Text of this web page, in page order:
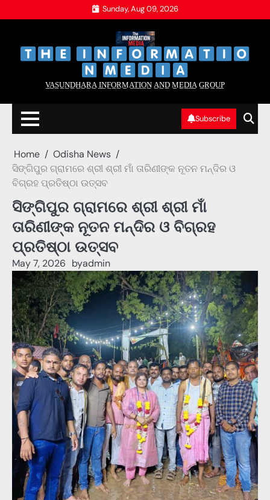
to
Sunday, Aug 09, 2026
V̲A̲S̲U̲N̲D̲H̲A̲R̲A̲ I̲N̲F̲O̲R̲M̲A̲T̲I̲O̲N̲ A̲N̲D̲ M̲E̲D̲I̲A̲ G̲R̲O̲U̲P̲
Subscribe
Home
Odisha News
ସିଙ୍ଗିପୁର ଗ୍ରାମରେ ଶ୍ରୀ ଶ୍ରୀ ମାଁ ତାରିଣୀଙ୍କ ନୂତନ ମନ୍ଦିର ଓ
ବିଗ୍ରହ ପ୍ରତିଷ୍ଠା ଉତ୍ସବ
ସିଙ୍ଗିପୁର ଗ୍ରାମରେ ଶ୍ରୀ ଶ୍ରୀ ମାଁ
ତାରିଣୀଙ୍କ ନୂତନ ମନ୍ଦିର ଓ ବିଗ୍ରହ
ପ୍ରତିଷ୍ଠା ଉତ୍ସବ
May 7, 2026 byadmin